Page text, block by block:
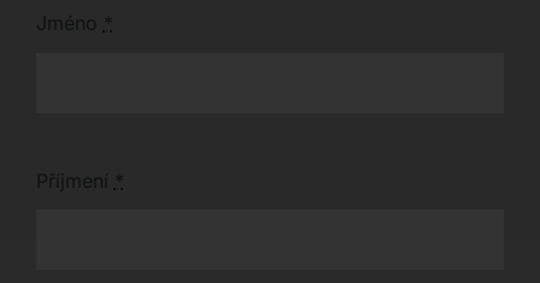
Jméno *
Příjmení *